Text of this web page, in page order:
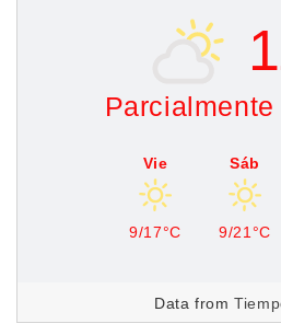
Vie
9/17°C
Sáb
9/21°C
Data from